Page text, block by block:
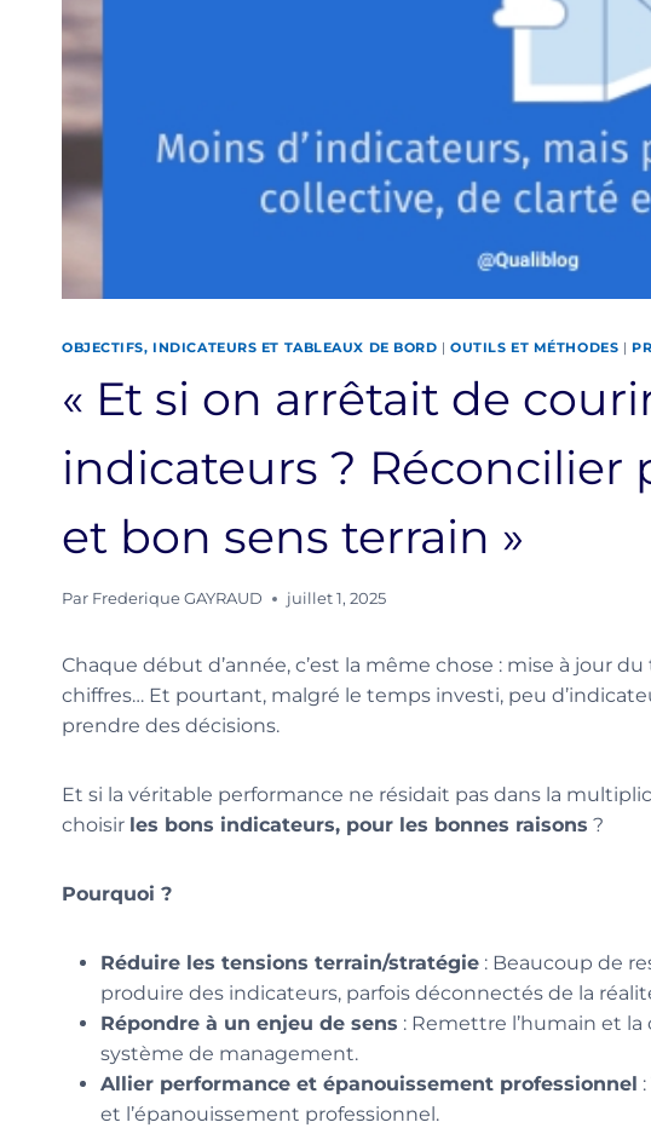
OBJECTIFS, INDICATEURS ET TABLEAUX DE BORD |OUTILS ET MÉTHODES |
« Et si on arrêtait de
indicateurs ? Réconcilier
et bon sens terrain »
Par Frederique GAYRAUD juillet 1, 2025
Chaque début d’année, c’est la même chose : mise à jour
chiffres… Et pourtant, malgré le temps investi, peu
prendre des décisions.
Et si la véritable performance ne résidait pas dans la
choisir les bons indicateurs, pour les bonnes raisons ?
Pourquoi ?
Réduire les tensions terrain/stratégie : Beaucoup de
produire des indicateurs, parfois déconnectés de la
Répondre à un enjeu de sens : Remettre l’humain et
système de management.
Allier performance et épanouissement professionnel
et l’épanouissement professionnel.